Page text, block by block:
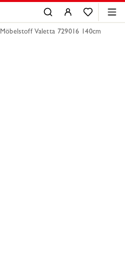
Möbelstoff Valetta 729016 140cm